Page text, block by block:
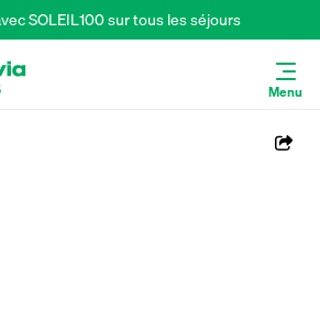
SOLEIL100 sur tous les séjours
Menu